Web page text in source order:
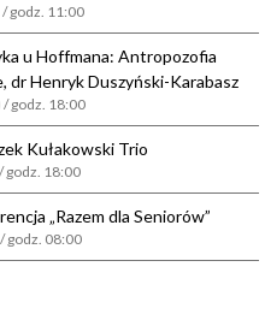
godz. 11:00
u Hoffmana: Antropozofia
dr Henryk Duszyński-Karabasz
godz. 18:00
Kułakowski Trio
godz. 18:00
„Razem dla Seniorów”
godz. 08:00